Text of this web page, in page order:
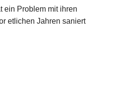
ein Problem mit ihren
etlichen Jahren saniert